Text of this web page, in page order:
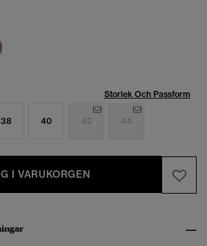
Storlek Och Passform
38 40 42 44
I VARUKORGEN